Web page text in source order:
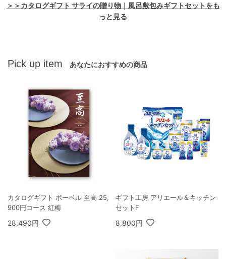
＞＞カタログギフト サライの贈り物｜風呂敷包みギフトセットをも
っと見る
Pick up item あなたにおすすめの商品
カタログギフト ボーベル 至高 25,
900円コース 紅梅
28,490円
ギフト工房 アリエール＆キッチン
セットF
8,800円